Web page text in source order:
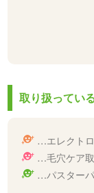
取り扱ってい
…エレクト
…毛穴ケア
…パスター